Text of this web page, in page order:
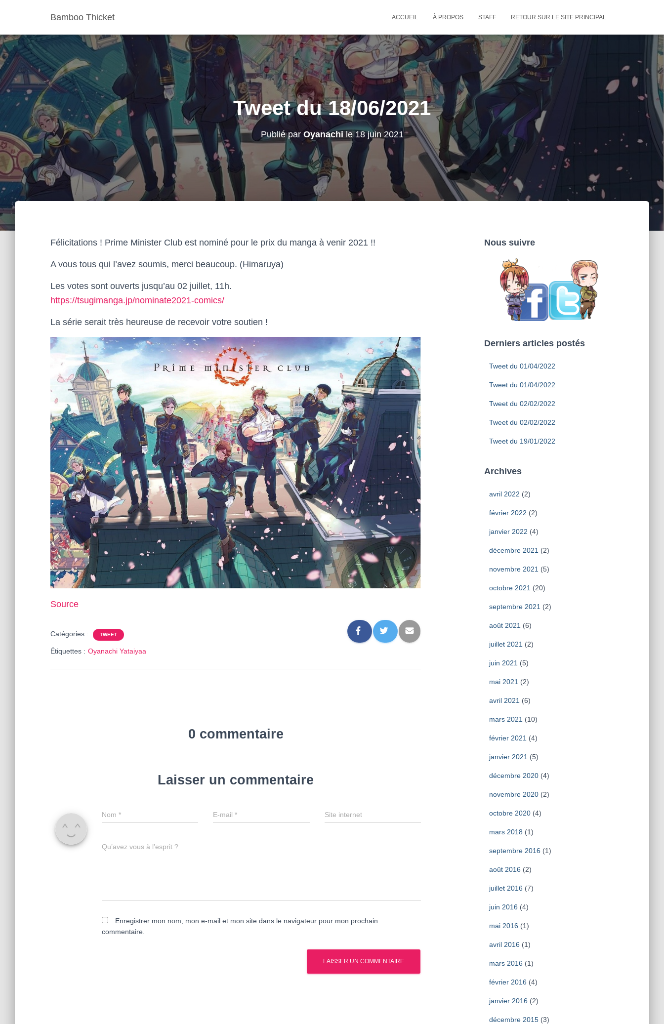
Bamboo Thicket ACCUEIL À PROPOS STAFF RETOUR SUR LE SITE PRINCIPAL
Tweet du 18/06/2021
Publié par Oyanachi le18 juin 2021
Félicitations ! Prime Minister Club est nominé pour le prix du manga à venir 2021 !!
A vous tous qui l’avez soumis, merci beaucoup. (Himaruya)
Les votes sont ouverts jusqu’au 02 juillet, 11h.
https://tsugimanga.jp/nominate2021-comics/
La série serait très heureuse de recevoir votre soutien !
Source
Catégories : TWEET
Étiquettes : Oyanachi Yataiyaa
0 commentaire
Laisser un commentaire
Nom * E-mail* Site internet
Qu’avez vous à l’esprit ?
Enregistrer mon nom, mon e-mail et mon site dans le navigateur pour mon prochain
commentaire.
Nous suivre
Derniers articles postés
Tweet du 01/04/2022
Tweet du 01/04/2022
Tweet du 02/02/2022
Tweet du 02/02/2022
Tweet du 19/01/2022
Archives
avril 2022 (2)
février 2022 (2)
janvier 2022 (4)
décembre 2021 (2)
novembre 2021 (5)
octobre 2021 (20)
septembre 2021 (2)
août 2021 (6)
juillet 2021 (2)
juin 2021 (5)
mai 2021 (2)
avril 2021 (6)
mars 2021 (10)
février 2021 (4)
janvier 2021 (5)
décembre 2020(4)
novembre 2020(2)
octobre 2020(4)
mars 2018 (1)
septembre 2016 (1)
août 2016 (2)
juillet 2016 (7)
juin 2016 (4)
mai 2016 (1)
avril 2016 (1)
mars 2016 (1)
février 2016 (4)
janvier 2016 (2)
décembre 2015(3)